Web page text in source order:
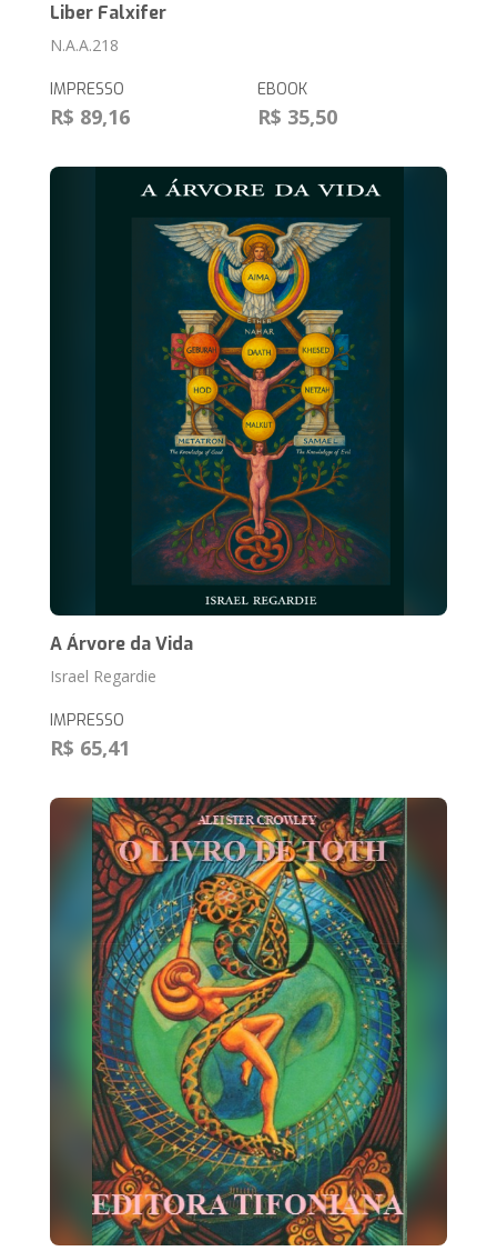
Liber Falxifer
N.A.A.218
IMPRESSO
R$ 89,16
EBOOK
R$ 35,50
A Árvore da Vida
Israel Regardie
IMPRESSO
R$ 65,41